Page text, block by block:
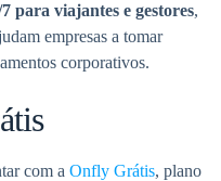
para viajantes e gestores,
empresas a tomar
corporativos.
com a Onfly Grátis, plano